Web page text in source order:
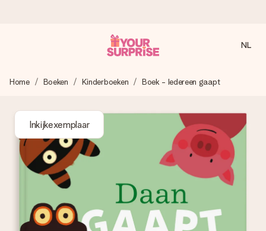
We maken jouw cadeau met zorg en zorgen dat het
4,8 (gebaseerd op +8.000 reviews)
Onze cadeaus worden gewaardeerd. Klanten beoordelen
ons met een 4,7 op Google Reviews
NL
Home Boeken Kinderboeken Boek - Iedereen gaapt
Inkijkexemplaar